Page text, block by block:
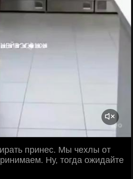
принес. Мы чехлы от
Ну, тогда ожидайте